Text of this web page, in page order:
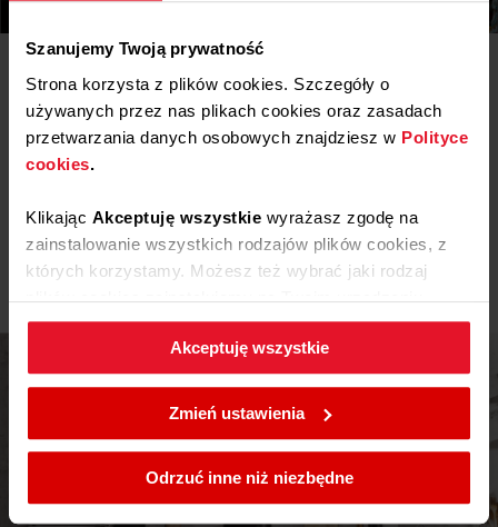
Szanujemy Twoją prywatność
Strona korzysta z plików cookies. Szczegóły o
używanych przez nas plikach cookies oraz zasadach
przetwarzania danych osobowych znajdziesz w Polityce
cookies.
Klikając Akceptuję wszystkie wyrażasz zgodę na
zainstalowanie wszystkich rodzajów plików cookies, z
których korzystamy. Możesz też wybrać jaki rodzaj
plików cookies zainstalujemy na Twoim urządzeniu,
klikającZmień ustawienia.
W każdej chwili możesz zmienić wybrane przez Ciebie
ustawienia plików cookies wchodząc w zakładkę
Akceptuję wszystkie
Zmień ustawienia
Odrzuć inne niż niezbędne
Plikido pobrania
Instrukcja użytkownika
Ostrzeżenia i informacje dotyczące
bezpieczeństwa
Pobierz
Instrukcja obsługi Pobierz